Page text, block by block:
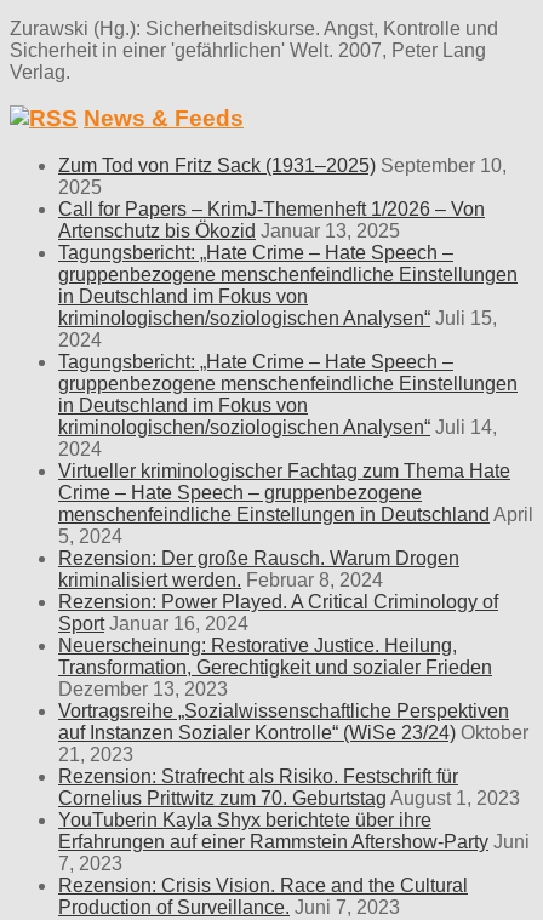
Zurawski (Hg.): Sicherheitsdiskurse. Angst, Kontrolle und
Sicherheit in einer 'gefährlichen' Welt. 2007, Peter Lang
Verlag.
News & Feeds
Zum Tod von Fritz Sack (1931–2025) September 10,
2025
Call for Papers – KrimJ-Themenheft 1/2026 – Von
Artenschutz bis Ökozid Januar 13, 2025
Tagungsbericht: „Hate Crime – Hate Speech –
gruppenbezogene menschenfeindliche Einstellungen
in Deutschland im Fokus von
kriminologischen/soziologischen Analysen“ Juli 15,
2024
Tagungsbericht: „Hate Crime – Hate Speech –
gruppenbezogene menschenfeindliche Einstellungen
in Deutschland im Fokus von
kriminologischen/soziologischen Analysen“ Juli 14,
2024
Virtueller kriminologischer Fachtag zum Thema Hate
Crime – Hate Speech – gruppenbezogene
menschenfeindliche Einstellungen in Deutschland April
5, 2024
Rezension: Der große Rausch. Warum Drogen
kriminalisiert werden. Februar 8, 2024
Rezension: Power Played. A Critical Criminology of
Sport Januar 16, 2024
Neuerscheinung: Restorative Justice. Heilung,
Transformation, Gerechtigkeit und sozialer Frieden
Dezember 13, 2023
Vortragsreihe „Sozialwissenschaftliche Perspektiven
auf Instanzen Sozialer Kontrolle“ (WiSe 23/24) Oktober
21, 2023
Rezension: Strafrecht als Risiko. Festschrift für
Cornelius Prittwitz zum 70. Geburtstag August 1, 2023
YouTuberin Kayla Shyx berichtete über ihre
Erfahrungen auf einer Rammstein Aftershow-Party Juni
7, 2023
Rezension: Crisis Vision. Race and the Cultural
Production of Surveillance. Juni 7, 2023